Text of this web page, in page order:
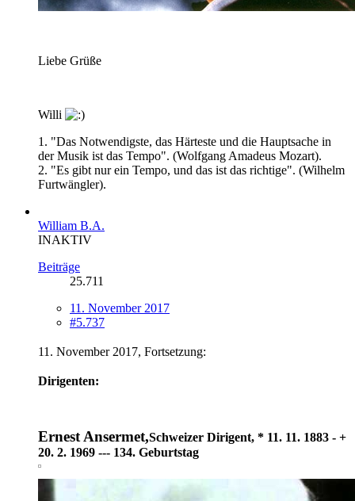
Liebe Grüße
Willi
1. "Das Notwendigste, das Härteste und die Hauptsache in
der Musik ist das Tempo". (Wolfgang Amadeus Mozart).
2. "Es gibt nur ein Tempo, und das ist das richtige". (Wilhelm
Furtwängler).
William B.A.
INAKTIV
Beiträge
25.711
11. November 2017
#5.737
11. November 2017, Fortsetzung:
Dirigenten:
Ernest Ansermet,Schweizer Dirigent, * 11. 11. 1883 - +
20. 2. 1969 --- 134. Geburtstag